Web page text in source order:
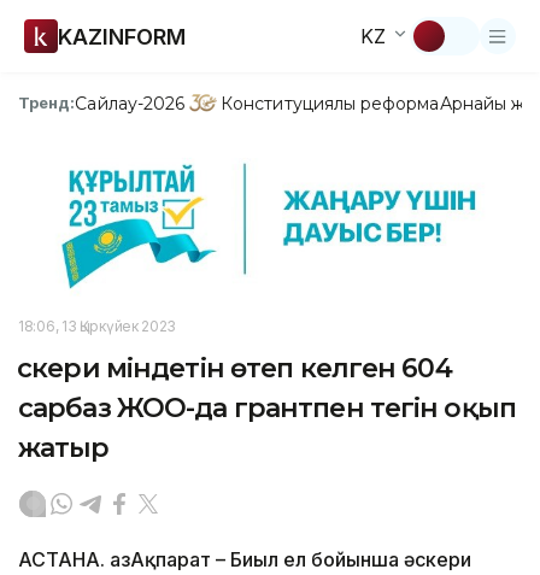
KAZINFORM KZ
Тренд:Сайлау-2026 Конституциялық реформаАрнайы
18:06, 13 Қыркүйек 2023
Әскери міндетін өтеп келген 604
сарбаз ЖОО-да грантпен тегін оқып
жатыр
АСТАНА. ҚазАқпарат – Биыл ел бойынша әскери